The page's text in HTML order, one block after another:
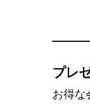
プレ
お得な